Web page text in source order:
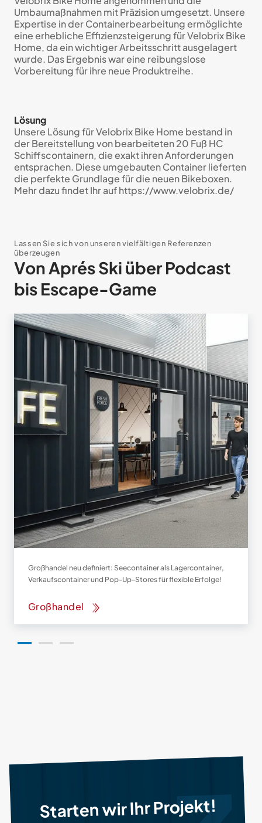
Umbaumaßnahmen mit Präzision umgesetzt. Unsere
Expertise in der Containerbearbeitung ermöglichte
eine erhebliche Effizienzsteigerung für Velobrix Bike
Home, da ein wichtiger Arbeitsschritt ausgelagert
wurde. Das Ergebnis war eine reibungslose
Vorbereitung für ihre neue Produktreihe.
Lösung
Unsere Lösung für Velobrix Bike Home bestand in
der Bereitstellung von bearbeiteten 20 Fuß HC
Schiffscontainern, die exakt ihren Anforderungen
entsprachen. Diese umgebauten Container lieferten
die perfekte Grundlage für die neuen Bikeboxen.
Mehr dazu findet Ihr auf https://www.velobrix.de/
Lassen Sie sich von unseren vielfältigen Referenzen
überzeugen
Von Aprés Ski über Podcast
bis Escape-Game
Großhandel neu definiert: Seecontainer als Lagercontainer,
Verkaufscontainer und Pop-Up-Stores für flexible Erfolge!
Großhandel
Starten wir Ihr Projekt!